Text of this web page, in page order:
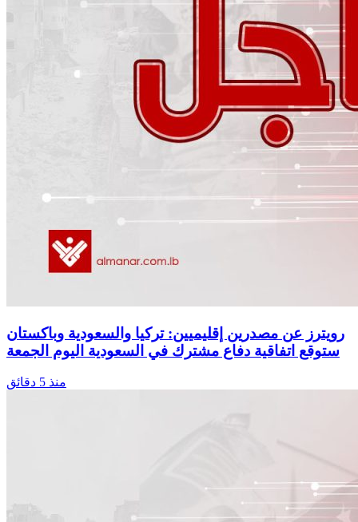
رويترز عن مصدرين إقليميين: تركيا والسعودية وباكستان
ستوقع اتفاقية دفاع مشترك في السعودية اليوم الجمعة
منذ 5 دقائق